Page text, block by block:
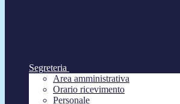
Segreteria
Area amministrativa
Orario ricevimento
Personale